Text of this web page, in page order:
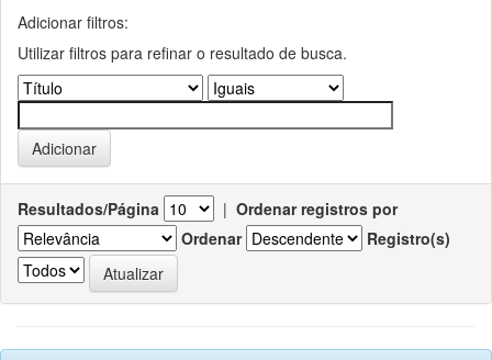
Adicionar filtros:
Utilizar filtros para refinar o resultado de busca.
Resultados/Página | Ordenar registros por
Ordenar
Registro(s)